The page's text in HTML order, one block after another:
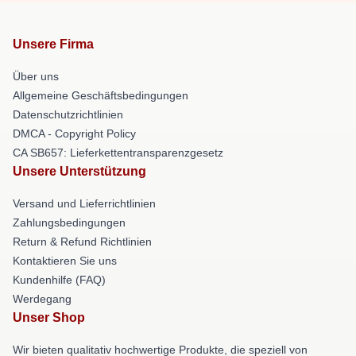
Unsere Firma
Über uns
Allgemeine Geschäftsbedingungen
Datenschutzrichtlinien
DMCA - Copyright Policy
CA SB657: Lieferkettentransparenzgesetz
Unsere Unterstützung
Versand und Lieferrichtlinien
Zahlungsbedingungen
Return & Refund Richtlinien
Kontaktieren Sie uns
Kundenhilfe (FAQ)
Werdegang
Unser Shop
Wir bieten qualitativ hochwertige Produkte, die speziell von